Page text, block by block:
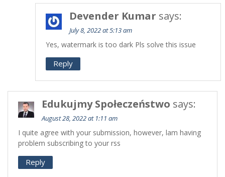
Devender Kumar says:
July 8, 2022 at 5:13 am
Yes, watermark is too dark Pls solve this issue
Reply
Edukujmy Społeczeństwo says:
August 28, 2022 at 1:11 am
I quite agree with your submission, however, lam having
problem subscribing to your rss
Reply